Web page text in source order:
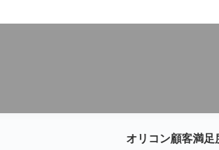
オリコン顧客満足